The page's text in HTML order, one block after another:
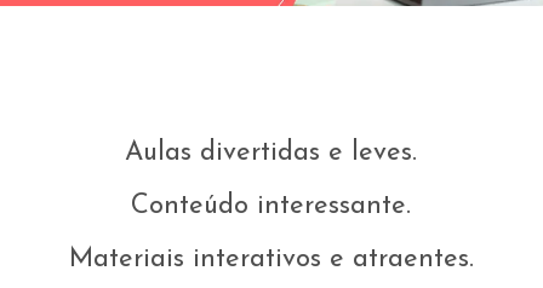
Aulas divertidas e leves.
Conteúdo interessante.
Materiais interativos e atraentes.